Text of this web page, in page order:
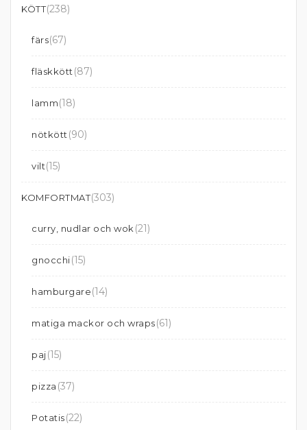
KÖTT(238)
färs(67)
fläskkött (87)
lamm(18)
nötkött (90)
vilt(15)
KOMFORTMAT(303)
curry, nudlar och wok (21)
gnocchi(15)
hamburgare(14)
matiga mackor och wraps(61)
paj(15)
pizza (37)
Potatis(22)